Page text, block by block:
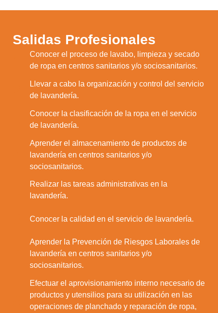
Salidas Profesionales
Conocer el proceso de lavabo, limpieza y secado
de ropa en centros sanitarios y/o sociosanitarios.
Llevar a cabo la organización y control del servicio
de lavandería.
Conocer la clasificación de la ropa en el servicio
de lavandería.
Aprender el almacenamiento de productos de
lavandería en centros sanitarios y/o
sociosanitarios.
Realizar las tareas administrativas en la
lavandería.
Conocer la calidad en el servicio de lavandería.
Aprender la Prevención de Riesgos Laborales de
lavandería en centros sanitarios y/o
sociosanitarios.
Efectuar el aprovisionamiento interno necesario de
productos y utensilios para su utilización en las
operaciones de planchado y reparación de ropa,